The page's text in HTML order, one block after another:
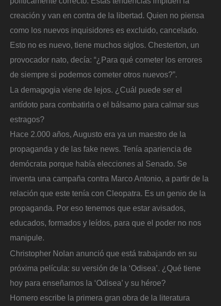
creación y van en contra de la libertad. Quien no piensa
como los nuevos inquisidores es excluido, cancelado.
Esto no es nuevo, tiene muchos siglos. Chesterton, un
provocador nato, decía: “¿Para qué cometer los errores
de siempre si podemos cometer otros nuevos?”.
La demagogia viene de lejos. ¿Cuál puede ser el
antídoto para combatirla o el bálsamo para calmar sus
estragos?
Hace 2.000 años, Augusto era ya un maestro de la
propaganda y de las fake news. Tenía apariencia de
demócrata porque había elecciones al Senado. Se
inventa una campaña contra Marco Antonio, a partir de la
relación que este tenía con Cleopatra. Es un genio de la
propaganda. Por eso tenemos que estar avisados,
educados, formados y leídos, para que el poder no nos
manipule.
Christopher Nolan anunció que está trabajando en su
próxima película: su versión de la ‘Odisea’. ¿Qué tiene
hoy para enseñarnos la ‘Odisea’ y su héroe?
Homero escribe la primera gran obra de la literatura